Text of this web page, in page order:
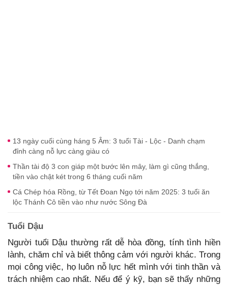
13 ngày cuối cùng háng 5 Âm: 3 tuổi Tài - Lộc - Danh chạm
đỉnh càng nỗ lực càng giàu có
Thần tài độ 3 con giáp một bước lên mây, làm gì cũng thắng,
tiền vào chật két trong 6 tháng cuối năm
Cá Chép hóa Rồng, từ Tết Đoan Ngọ tới năm 2025: 3 tuổi ăn
lộc Thánh Cô tiền vào như nước Sông Đà
Tuổi Dậu
Người tuổi Dậu thường rất dễ hòa đồng, tính tình hiền
lành, chăm chỉ và biết thông cảm với người khác. Trong
mọi công việc, họ luôn nỗ lực hết mình với tinh thần và
trách nhiệm cao nhất. Nếu để ý kỹ, bạn sẽ thấy những